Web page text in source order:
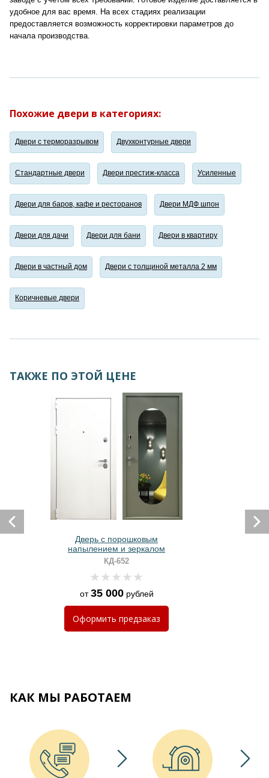
удобное для вас время. На всех стадиях реализации
предоставляется возможность корректировки параметров до
начала производства.
Похожие двери в категориях:
Двери с терморазрывом Двухконтурные двери
Стандартные двери Двери престиж-класса Усиленные
Двери для баров, кафе и ресторанов Двери МДФ шпон
Двери для дачи Двери для бани Двери в квартиру
Двери в частный дом Двери с толщиной металла 2 мм
Коричневые двери
ТАКЖЕ ПО ЭТОЙ ЦЕНЕ
Дверь с порошковым
напылением и зеркалом
КД-652
от35 000рублей
Оформить предзаказ
КАК МЫ РАБОТАЕМ